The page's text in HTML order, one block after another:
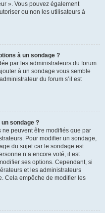
». Vous pouvez également
ou non les utilisateurs à
à un sondage ?
par les administrateurs du forum.
à un sondage vous semble
du forum s’il est
sondage ?
peuvent être modifiés que par
Pour modifier un sondage,
du sujet car le sondage est
n’a encore voté, il est
ses options. Cependant, si
et les administrateurs
Cela empêche de modifier les